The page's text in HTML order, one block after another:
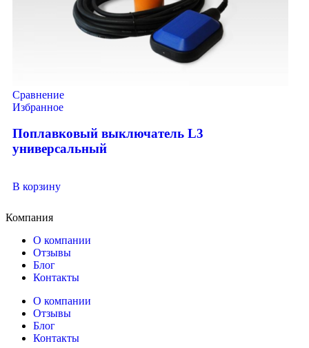
Сравнение
Избранное
Поплавковый выключатель L3
универсальный
В корзину
Компания
О компании
Отзывы
Блог
Контакты
О компании
Отзывы
Блог
Контакты